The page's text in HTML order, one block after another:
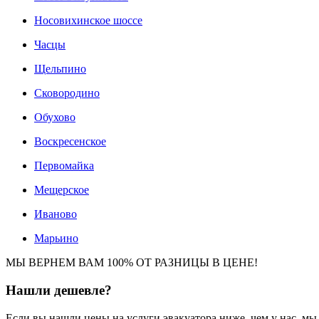
Носовихинское шоссе
Часцы
Щельпино
Сковородино
Обухово
Воскресенское
Первомайка
Мещерское
Иваново
Марьино
МЫ ВЕРНЕМ ВАМ 100% ОТ РАЗНИЦЫ В ЦЕНЕ!
Нашли дешевле?